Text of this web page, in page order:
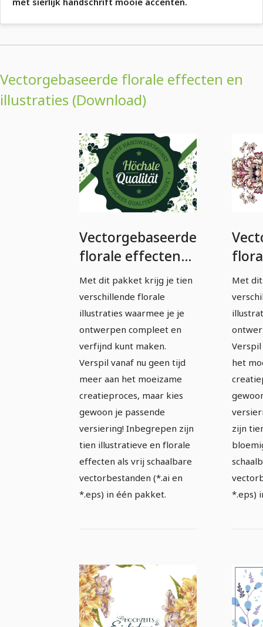
Vectorgebaseerde florale effecten en
illustraties (Download)
Vectorgebaseerde
florale effecten
en illustraties -
Pakket 1
Met dit pakket krijg je tien
verschillende florale
illustraties waarmee je je
ontwerpen compleet en
verfijnd kunt maken.
Verspil vanaf nu geen tijd
meer aan het moeizame
creatieproces, maar kies
gewoon je passende
versiering! Inbegrepen zijn
tien illustratieve en florale
effecten als vrij schaalbare
vectorbestanden (*.ai en
*.eps) in één pakket.
en
Met
het
zijn
*.eps)